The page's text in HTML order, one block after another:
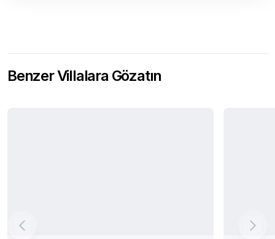
Benzer Villalara Gözatın